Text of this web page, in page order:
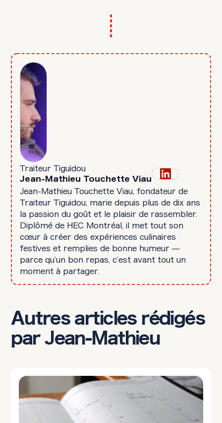
Traiteur Tiguidou
Jean-Mathieu Touchette Viau
Jean-Mathieu Touchette Viau, fondateur de
Traiteur Tiguidou, marie depuis plus de dix ans
la passion du goût et le plaisir de rassembler.
Diplômé de HEC Montréal, il met tout son
cœur à créer des expériences culinaires
festives et remplies de bonne humeur —
parce qu’un bon repas, c’est avant tout un
moment à partager.
Autres articles rédigés
par Jean-Mathieu